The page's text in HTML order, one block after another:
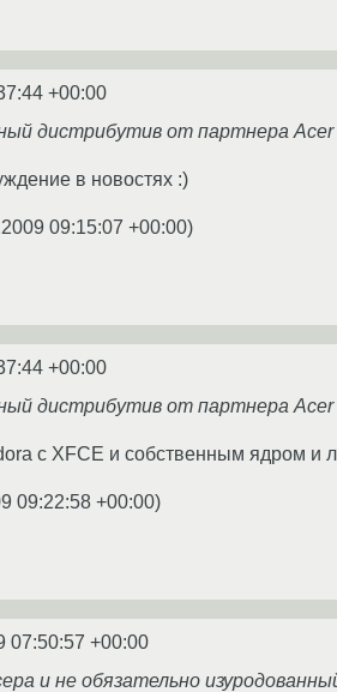
+00:00
дистрибутив от партнера
в новостях :)
09:15:07 +00:00)
+00:00
дистрибутив от партнера
с XFCE и собственным ядром и
09:22:58 +00:00)
07:50:57 +00:00
и не обязательно